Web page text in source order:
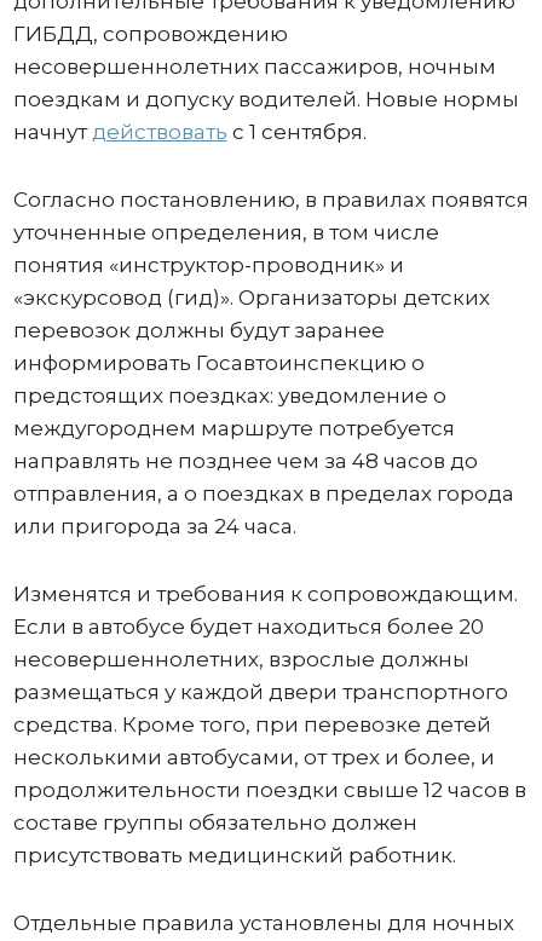
ГИБДД, сопровождению
несовершеннолетних пассажиров, ночным
поездкам и допуску водителей. Новые нормы
начнутдействовать с 1 сентября.
Согласно постановлению, в правилах появятся
уточненные определения, в том числе
понятия «инструктор-проводник» и
«экскурсовод (гид)». Организаторы детских
перевозок должны будут заранее
информировать Госавтоинспекцию о
предстоящих поездках: уведомление о
междугороднем маршруте потребуется
направлять не позднее чем за 48 часов до
отправления, а о поездках в пределах города
или пригорода за 24 часа.
Изменятся и требования к сопровождающим.
Если в автобусе будет находиться более 20
несовершеннолетних, взрослые должны
размещаться у каждой двери транспортного
средства. Кроме того, при перевозке детей
несколькими автобусами, от трех и более, и
продолжительности поездки свыше 12 часов в
составе группы обязательно должен
присутствовать медицинский работник.
Отдельные правила установлены для ночных